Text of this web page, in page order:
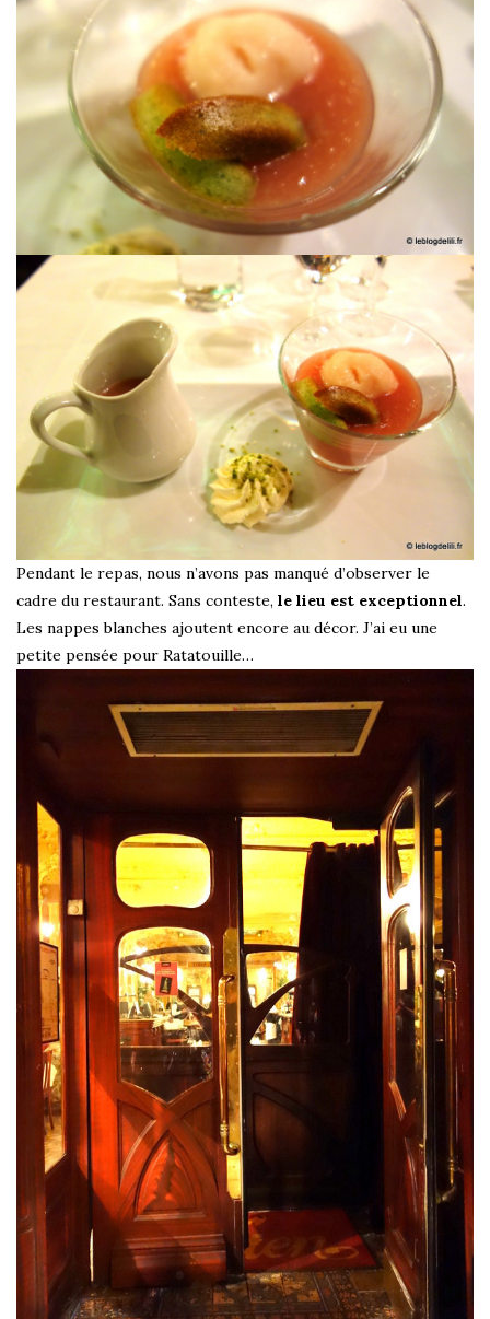
Pendant le repas, nous n’avons pas manqué d’observer le
cadre du restaurant. Sans conteste, le lieu est exceptionnel.
Les nappes blanches ajoutent encore au décor. J’ai eu une
petite pensée pour Ratatouille…